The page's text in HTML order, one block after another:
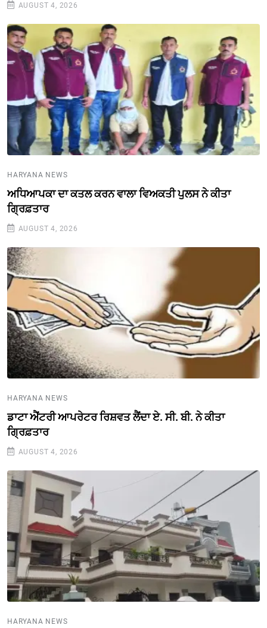
AUGUST 4, 2026
HARYANA NEWS
ਅਧਿਆਪਕਾ ਦਾ ਕਤਲ ਕਰਨ ਵਾਲਾ ਵਿਅਕਤੀ ਪੁਲਸ ਨੇ ਕੀਤਾ
ਗ੍ਰਿਫ਼ਤਾਰ
AUGUST 4, 2026
HARYANA NEWS
ਡਾਟਾ ਐਂਟਰੀ ਆਪਰੇਟਰ ਰਿਸ਼ਵਤ ਲੈਂਦਾ ਏ. ਸੀ. ਬੀ. ਨੇ ਕੀਤਾ
ਗ੍ਰਿਫ਼ਤਾਰ
AUGUST 4, 2026
HARYANA NEWS